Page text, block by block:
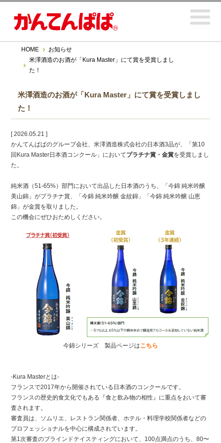
HOME
お知らせ
米澤酒造のお酒が「Kura Master」にて賞を受賞しまし
た！
米澤酒造のお酒が「Kura Master」にて賞を受賞しまし
た！
[ 2026.05.21 ]
かんてんぱぱのグループ会社、米澤酒造株式会社の日本酒3品が、「第10
回Kura Master日本酒コンクール」においてプラチナ賞・金賞を受賞しまし
た。
純米酒（51-65%）部門において出品した日本酒のうち、「今錦 純米吟醸
美山錦」がプラチナ賞、「今錦 純米吟醸 金紋錦」「今錦 純米吟醸 山恵
錦」が金賞を取りました。
この機会にぜひおためしください。
今錦シリーズ 製品ページはこちら
-Kura Masterとは-
フランスで2017年から開催されている日本酒のコンクールです。
フランスの歴史的食文化でもある『食と飲み物の相性』に重点をおいて審
査されます。
審査員は、ソムリエ、レストラン関係者、ホテル・料理学校関係者などの
プロフェッショナルを中心に構成されています。
第1次審査のブラインドテイスティングにおいて、100点満点のうち、80〜